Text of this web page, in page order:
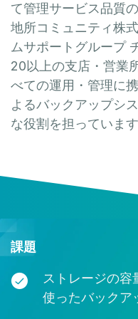
て管理サービス品質
地所コミュニティ株
ムサポートグループ
20以上の支店・営業
べての運用・管理に
よるバックアップシ
な役割を担っています
課題
ストレージの容
使ったバックア